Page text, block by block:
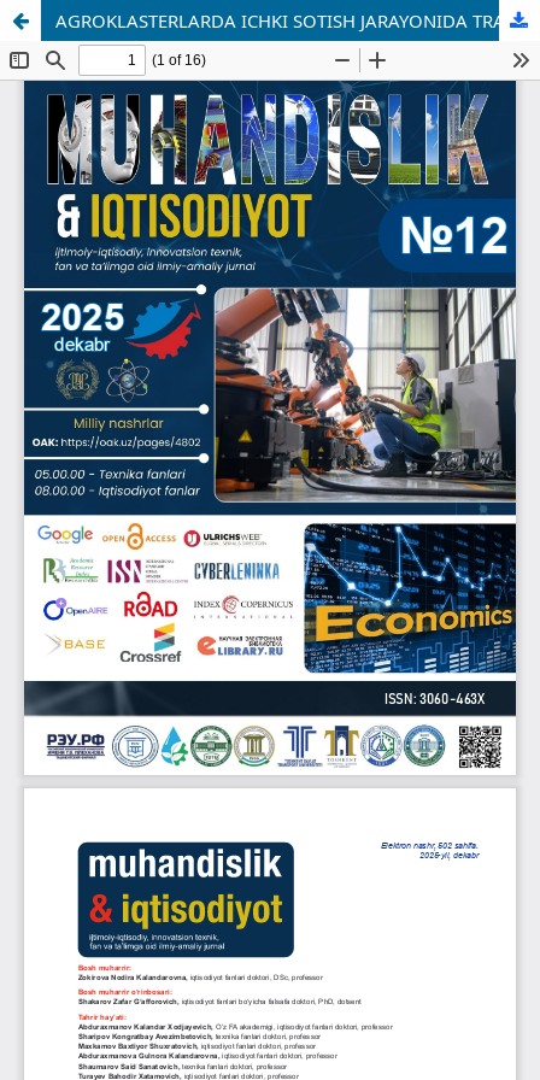
AGROKLASTERLARDA ICHKI SOTISH JARAYONIDA TRANSFERT BAHOLARNI BELGILASH USULLARINI TAKOMILLASHTIRISH